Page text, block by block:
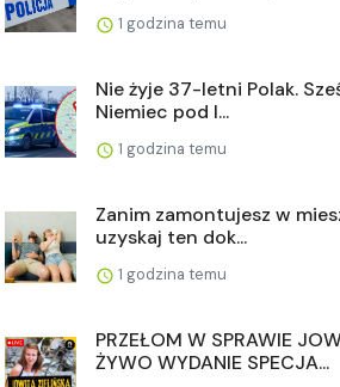
1 godzina temu
Nie żyje 37-letni Polak.
Niemiec pod l...
1 godzina temu
Zanim zamontujesz w
uzyskaj ten dok...
1 godzina temu
PRZEŁOM W SPRAWIE
ŻYWO WYDANIE SPECJA...